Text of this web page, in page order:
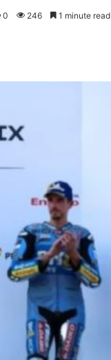
0 246 1 minute read